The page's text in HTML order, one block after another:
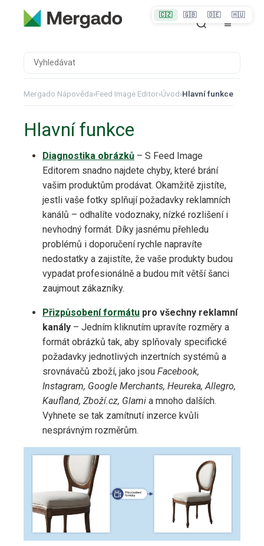
Mergado Nápověda›Feed Image Editor›Úvod›Hlavní funkce
Hlavní funkce
Diagnostika obrázků – S Feed Image
Editorem snadno najdete chyby, které brání
vašim produktům prodávat. Okamžitě zjistíte,
jestli vaše fotky splňují požadavky reklamních
kanálů – odhalíte vodoznaky, nízké rozlišení i
nevhodný formát. Díky jasnému přehledu
problémů i doporučení rychle napravíte
nedostatky a zajistíte, že vaše produkty budou
vypadat profesionálně a budou mít větší šanci
zaujmout zákazníky.
Přizpůsobení formátu pro všechny reklamní
kanály – Jedním kliknutím upravíte rozměry a
formát obrázků tak, aby splňovaly specifické
požadavky jednotlivých inzertních systémů a
srovnávačů zboží, jako jsou Facebook,
Instagram, Google Merchants, Heureka, Allegro,
Kaufland, Zboží.cz, Glami a mnoho dalších.
Vyhnete se tak zamítnutí inzerce kvůli
nesprávným rozměrům.
🇨🇿 🇬🇧 🇩🇪 🇭🇺